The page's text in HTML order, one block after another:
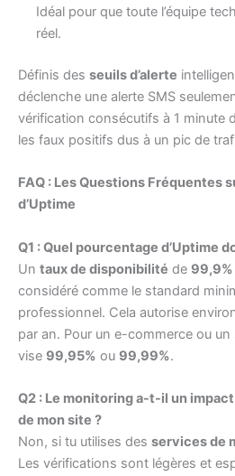
Idéal pour que toute l’équipe
réel.
Définis des seuils d’alerte
déclenche une alerte SMS
vérification consécutifs à 1 minute
les faux positifs dus à un pic de
FAQ : Les Questions Fréquentes
d’Uptime
Q1 : Quel pourcentage d’Uptime
Un taux de disponibilité de 99,9%
considéré comme le standard
professionnel. Cela autorise
par an. Pour un e-commerce ou un
vise 99,95% ou 99,99%.
Q2 : Le monitoring a-t-il un
de mon site ?
Non, si tu utilises des services de
Les vérifications sont légères et